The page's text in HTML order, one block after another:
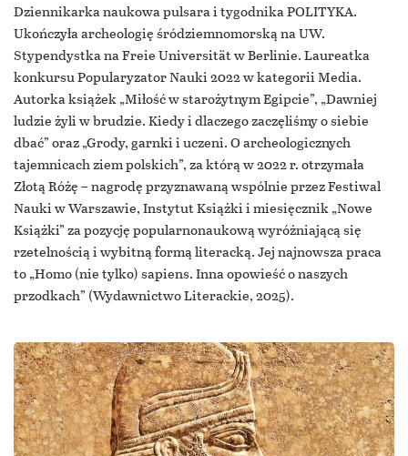
Dziennikarka naukowa pulsara i tygodnika POLITYKA.
Ukończyła archeologię śródziemnomorską na UW.
Stypendystka na Freie Universität w Berlinie. Laureatka
konkursu Popularyzator Nauki 2022 w kategorii Media.
Autorka książek „Miłość w starożytnym Egipcie”, „Dawniej
ludzie żyli w brudzie. Kiedy i dlaczego zaczęliśmy o siebie
dbać” oraz „Grody, garnki i uczeni. O archeologicznych
tajemnicach ziem polskich”, za którą w 2022 r. otrzymała
Złotą Różę – nagrodę przyznawaną wspólnie przez Festiwal
Nauki w Warszawie, Instytut Książki i miesięcznik „Nowe
Książki” za pozycję popularnonaukową wyróżniającą się
rzetelnością i wybitną formą literacką. Jej najnowsza praca
to „Homo (nie tylko) sapiens. Inna opowieść o naszych
przodkach” (Wydawnictwo Literackie, 2025).